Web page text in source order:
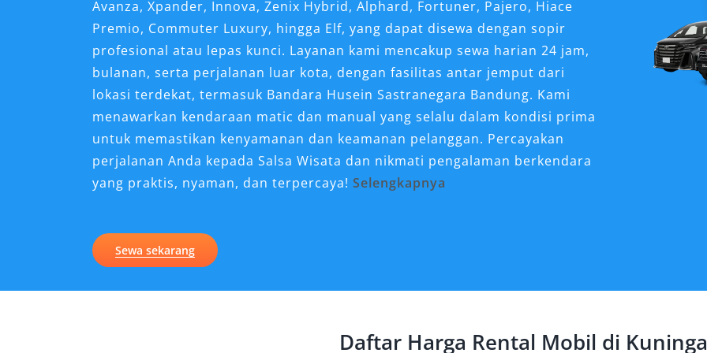
Avanza, Xpander, Innova, Zenix Hybrid, Alphard, Fortuner, Pajero, Hiace
Premio, Commuter Luxury, hingga Elf, yang dapat disewa dengan sopir
profesional atau lepas kunci. Layanan kami mencakup sewa harian 24 jam,
bulanan, serta perjalanan luar kota, dengan fasilitas antar jemput dari
lokasi terdekat, termasuk Bandara Husein Sastranegara Bandung. Kami
menawarkan kendaraan matic dan manual yang selalu dalam kondisi prima
untuk memastikan kenyamanan dan keamanan pelanggan. Percayakan
perjalanan Anda kepada Salsa Wisata dan nikmati pengalaman berkendara
yang praktis, nyaman, dan terpercaya!Selengkapnya
transportasi umum. Perjalanan menjadi lebih efisien, nyaman, dan
terencana, terutama saat menjelajahi destinasi populer di Kuningan seperti
Sewa sekarang
Daftar Harga Rental Mobil di